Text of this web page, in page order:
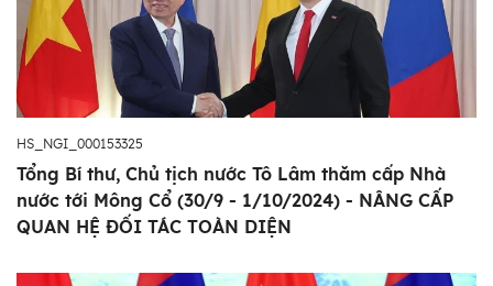
HS_NGI_000153325
Tổng Bí thư, Chủ tịch nước Tô Lâm thăm cấp Nhà
nước tới Mông Cổ (30/9 - 1/10/2024) - NÂNG CẤP
QUAN HỆ ĐỐI TÁC TOÀN DIỆN